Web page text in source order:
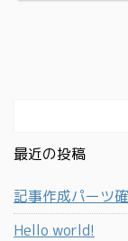
最近の投稿
記事作成パーツ
Hello world!